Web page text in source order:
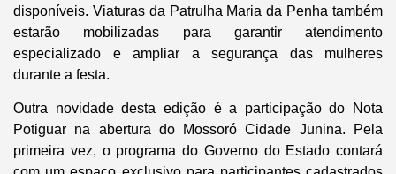
disponíveis. Viaturas da Patrulha Maria da Penha também
estarão mobilizadas para garantir atendimento
especializado e ampliar a segurança das mulheres
durante a festa.
Outra novidade desta edição é a participação do Nota
Potiguar na abertura do Mossoró Cidade Junina. Pela
primeira vez, o programa do Governo do Estado contará